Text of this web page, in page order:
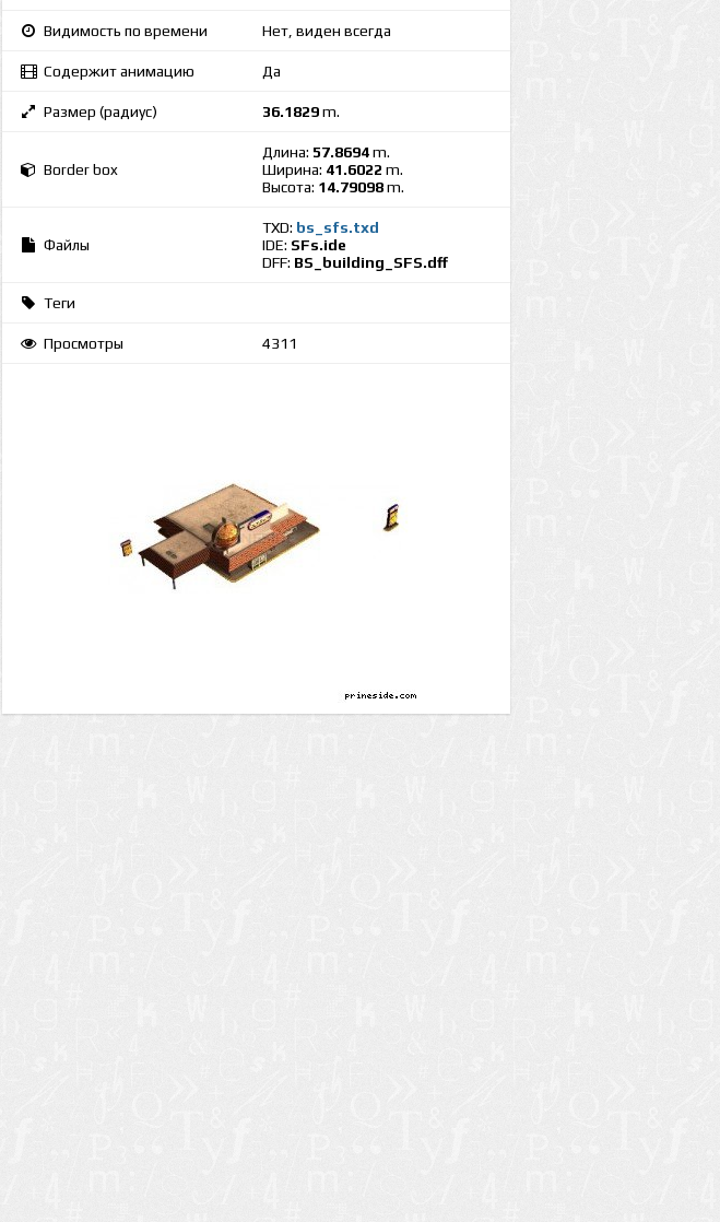
Видимость по времени Нет, виден всегда
Содержит анимацию Да
Размер (радиус) 36.1829m.
Border box
Длина: 57.8694m.
Ширина: 41.6022 m.
Высота: 14.79098m.
Файлы
TXD: bs_sfs.txd
IDE: SFs.ide
DFF: BS_building_SFS.dff
Теги
Просмотры 4311